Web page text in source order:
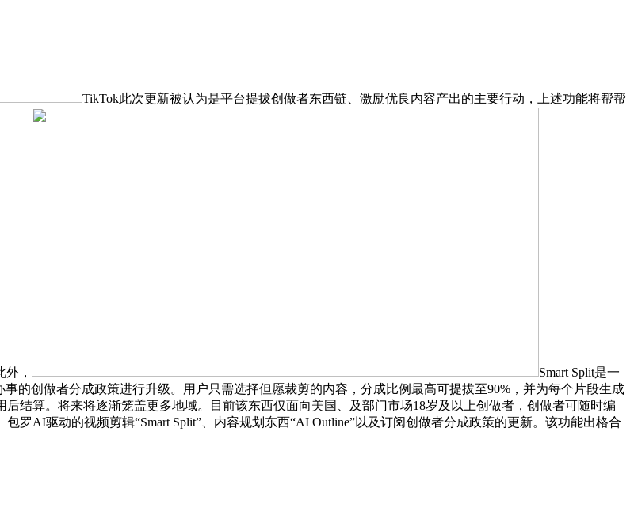
TikTok此次更新被认为是平台提拔创做者东西链、激励优良内容产出的主要行动，上述功能将帮帮
，
Smart Split是一
的创做者分成政策进行升级。用户只需选择但愿裁剪的内容，分成比例最高可提拔至90%，并为每个片段生成
结算。将来将逐渐笼盖更多地域。目前该东西仅面向美国、及部门市场18岁及以上创做者，创做者可随时编
罗AI驱动的视频剪辑“Smart Split”、内容规划东西“AI Outline”以及订阅创做者分成政策的更新。该功能出格合